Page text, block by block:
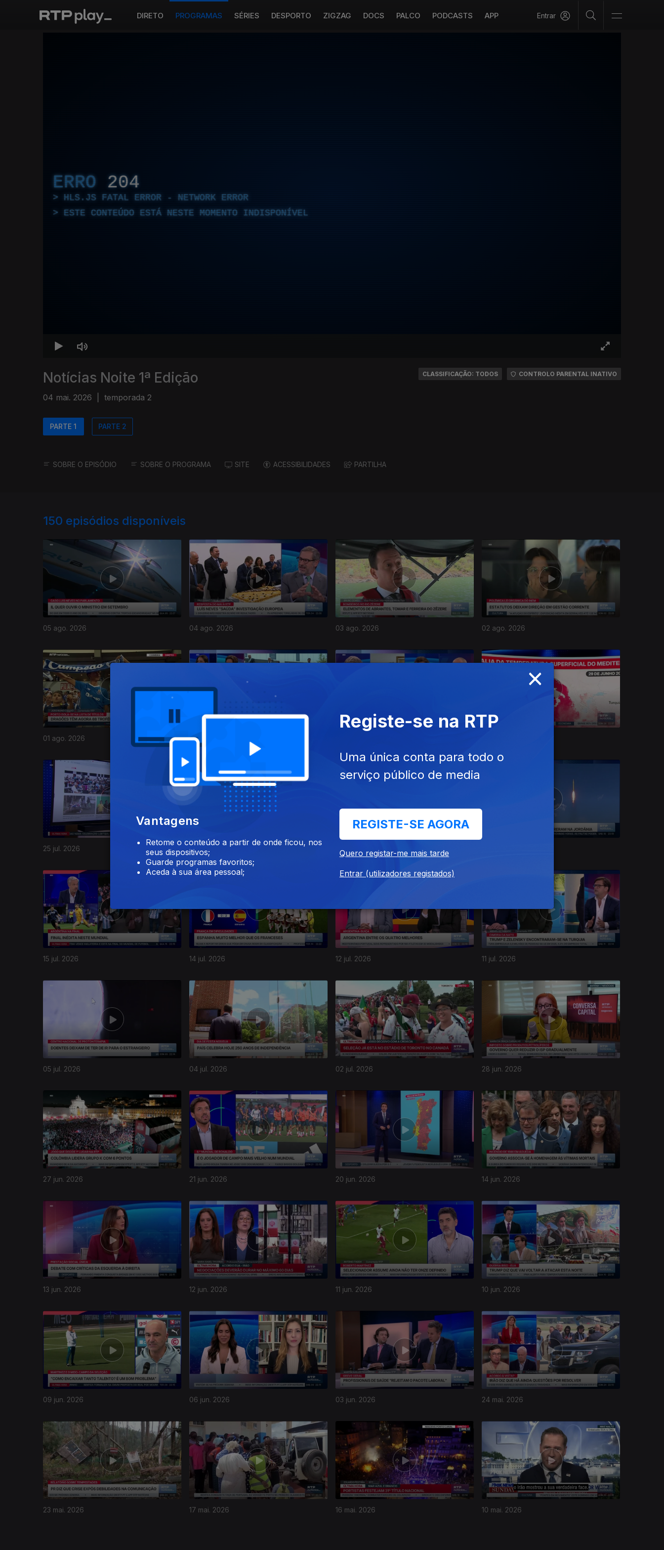
DIRETO PROGRAMAS SÉRIES DESPORTO ZIGZAG DOCS PALCO PODCASTS APP Entrar
ERRO 204
HLS.JS FATAL ERROR - NETWORK ERROR
ESTE CONTEÚDO ESTÁ NESTE MOMENTO INDISPONÍVEL
Notícias Noite 1ª Edição
04 mai. 2026 temporada 2
CLASSIFICAÇÃO: TODOS CONTROLO PARENTAL INATIVO
PARTE 1 PARTE 2
SOBRE O EPISÓDIO SOBRE O PROGRAMA SITE ACESSIBILIDADES PARTILHA
150 episódios disponíveis
05 ago. 2026 04 ago. 2026 03 ago. 2026 02 ago. 2026
01 ago. 2026 29 jul. 2026
25 jul. 2026 22 jul. 2026 19 jul. 2026
943606
15 jul. 2026 14 jul. 2026 12 jul. 2026 11 jul. 2026
05 jul. 2026 04 jul. 2026 02 jul. 2026 28 jun. 2026
27 jun. 2026 21 jun. 2026 20 jun. 2026 14 jun. 2026
936123
13 jun. 2026 12 jun. 2026 11 jun. 2026 10 jun. 2026
09 jun. 2026 06 jun. 2026 03 jun. 2026 24 mai. 2026
23 mai. 2026 17 mai. 2026 16 mai. 2026 10 mai. 2026
928174
×
Vantagens
Retome o conteúdo a partir de onde ficou, nos
seus dispositivos;
Guarde programas favoritos;
Aceda à sua área pessoal;
Registe-se na RTP
Uma única conta para todo o
serviço público de media
REGISTE-SE AGORA
Quero registar-me mais tarde
Entrar (utilizadores registados)